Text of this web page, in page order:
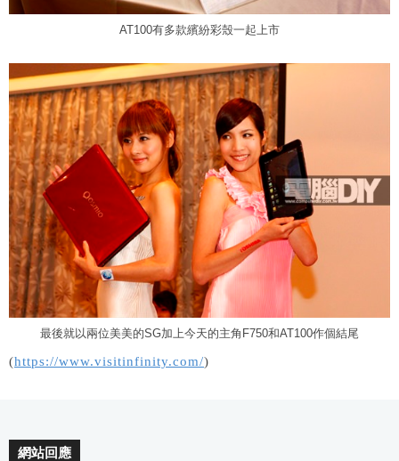
AT100有多款繽紛彩殼一起上市
最後就以兩位美美的SG加上今天的主角F750和AT100作個結尾
(https://www.visitinfinity.com/)
網站回應